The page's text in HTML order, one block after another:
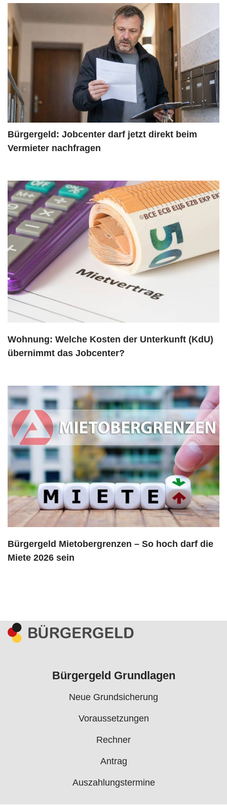
Bürgergeld: Jobcenter darf jetzt direkt beim
Vermieter nachfragen
Wohnung: Welche Kosten der Unterkunft (KdU)
übernimmt das Jobcenter?
Bürgergeld Mietobergrenzen – So hoch darf die
Miete 2026 sein
Bürgergeld Grundlagen
Neue Grundsicherung
Voraussetzungen
Rechner
Antrag
Auszahlungstermine